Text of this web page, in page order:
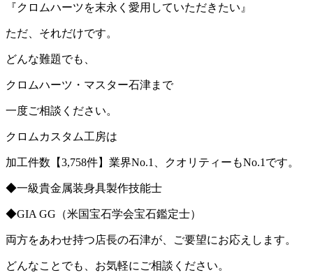
『クロムハーツを末永く愛用していただきたい』
ただ、それだけです。
どんな難題でも、
クロムハーツ・マスター石津まで
一度ご相談ください。
クロムカスタム工房は
加工件数【3,758件】業界No.1、クオリティーもNo.1です。
◆一級貴金属装身具製作技能士
◆GIA GG（米国宝石学会宝石鑑定士）
両方をあわせ持つ店長の石津が、ご要望にお応えします。
どんなことでも、お気軽にご相談ください。